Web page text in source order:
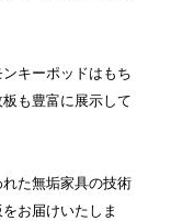
キーポッドはもち
も豊富に展示して
た無垢家具の技術
お届けいたしま